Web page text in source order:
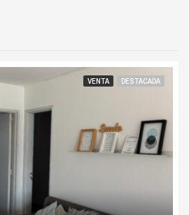
VENTA DESTACADA